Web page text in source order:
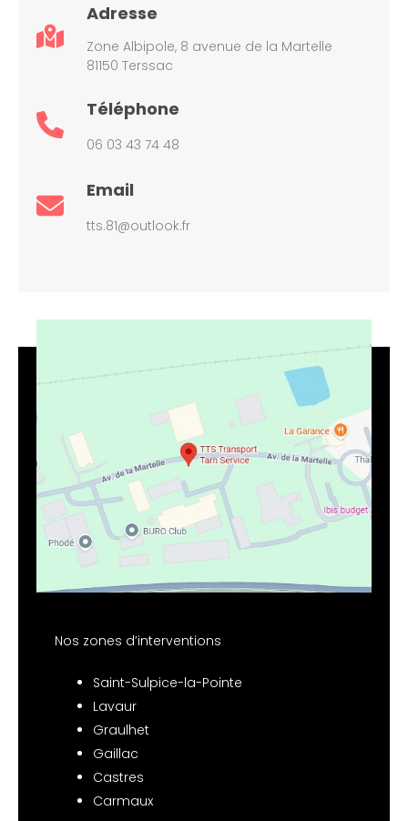
Adresse
Zone Albipole, 8 avenue de la Martelle
81150 Terssac
Téléphone
06 03 43 74 48
Email
tts.81@outlook.fr
Nos zones d’interventions
Saint-Sulpice-la-Pointe
Lavaur
Graulhet
Gaillac
Castres
Carmaux